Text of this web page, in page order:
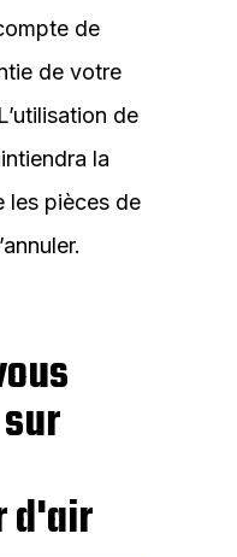
de
de votre
de
la
les pièces de
d'air